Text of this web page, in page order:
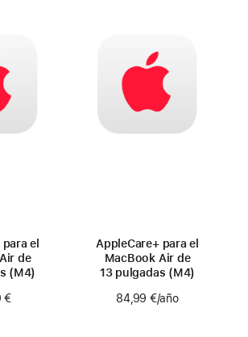
el
de
(M4)
€
AppleCare+ para el
MacBook Air de
13 pulgadas (M4)
84,99 €/año